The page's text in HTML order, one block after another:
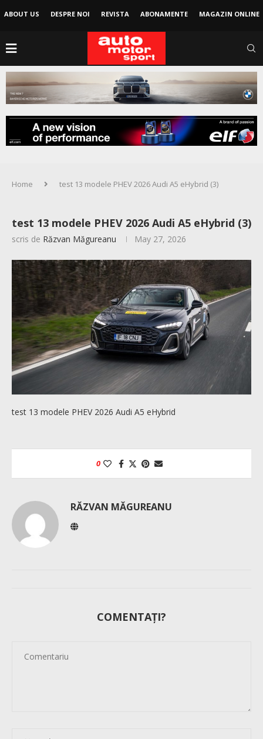
ABOUT US DESPRE NOI REVISTA ABONAMENTE MAGAZIN ONLINE
Home test 13 modele PHEV 2026 Audi A5 eHybrid (3)
test 13 modele PHEV 2026 Audi A5 eHybrid (3)
scris de Răzvan Măgureanu May 27, 2026
test 13 modele PHEV 2026 Audi A5 eHybrid
0
RĂZVAN MĂGUREANU
COMENTAȚI?